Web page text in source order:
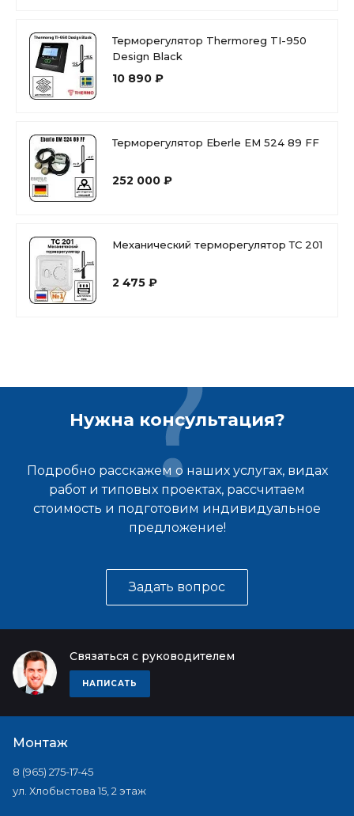
Терморегулятор Thermoreg TI-950
Design Black
10 890 ₽
Терморегулятор Eberle EM 524 89 FF
252 000 ₽
Механический терморегулятор ТС 201
2 475 ₽
Нужна консультация?
Подробно расскажем о наших услугах, видах
работ и типовых проектах, рассчитаем
стоимость и подготовим индивидуальное
предложение!
Задать вопрос
Связаться с руководителем
НАПИСАТЬ
Монтаж
8 (965) 275-17-45
ул. Хлобыстова 15, 2 этаж